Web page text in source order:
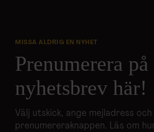
MISSA ALDRIG EN NYHET
Prenumerera
nyhetsbrev här!
Välj utskick, ange mejladress och
prenumereraknappen. Läs om